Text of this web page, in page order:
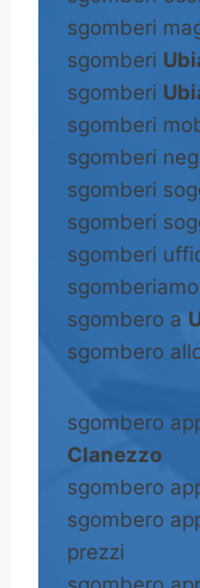
sgomberi
sgomberi
sgomberi
sgomberi
sgomberi
sgomberi
sgomberi
sgomberi
sgomberiamo
sgombero a
sgombero
sgombero
Clanezzo
sgombero
sgombero
prezzi